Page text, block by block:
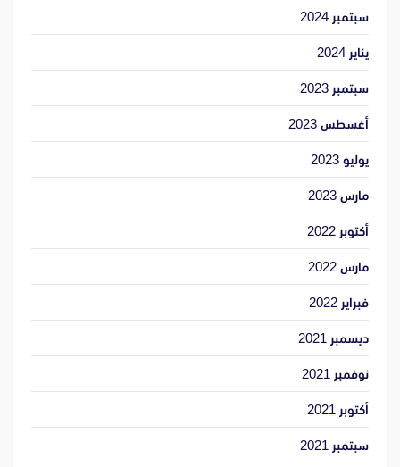
سبتمبر 2024
يناير 2024
سبتمبر 2023
أغسطس 2023
يوليو 2023
مارس 2023
أكتوبر 2022
مارس 2022
فبراير 2022
ديسمبر 2021
نوفمبر 2021
أكتوبر 2021
سبتمبر 2021